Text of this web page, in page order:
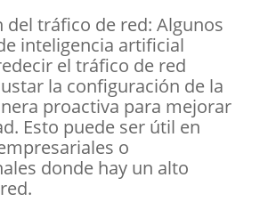
del tráfico de red: Algunos
inteligencia artificial
el tráfico de red
la configuración de la
proactiva para mejorar
Esto puede ser útil en
o
donde hay un alto